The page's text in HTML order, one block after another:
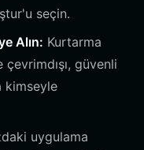
seçin.
Alın: Kurtarma
güvenli
kimseyle
uygulama